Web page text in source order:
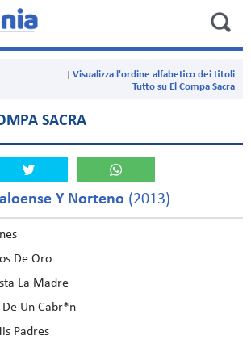
Visualizza l'ordine alfabetico dei titoli
Tutto su El Compa Sacra
SACRA
Y Norteno (2013)
De Oro
La Madre
De Un Cabr*n
Padres